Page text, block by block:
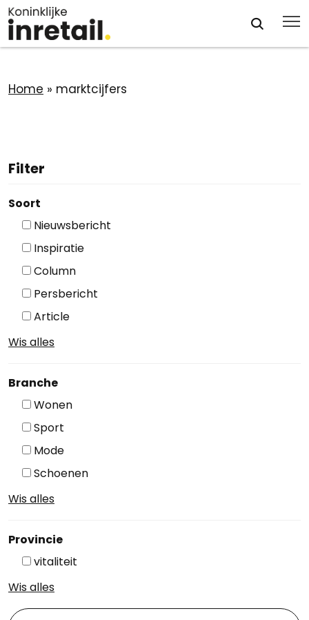
Home » marktcijfers
Filter
Soort
Nieuwsbericht
Inspiratie
Column
Persbericht
Article
Wis alles
Branche
Wonen
Sport
Mode
Schoenen
Wis alles
Provincie
vitaliteit
Wis alles